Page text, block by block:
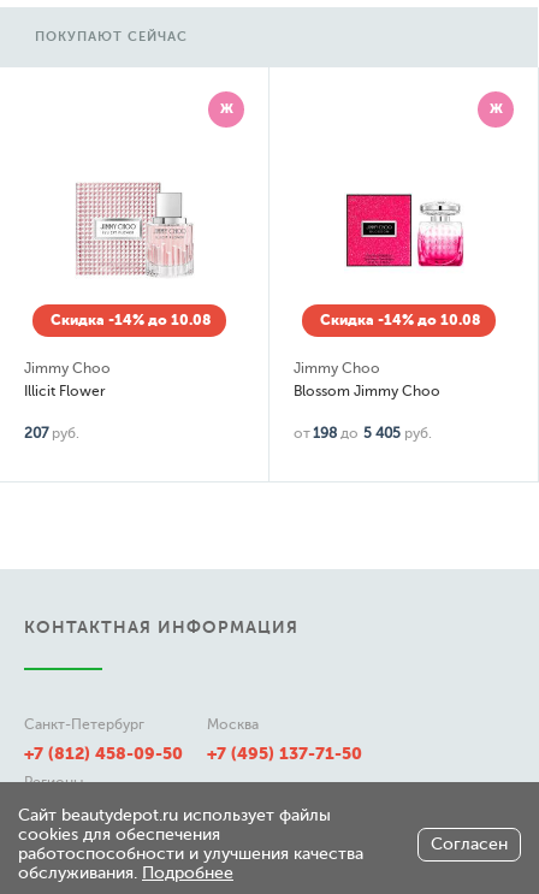
ПОКУПАЮТ СЕЙЧАС
Ж
Скидка -14% до 10.08
Jimmy Choo
Illicit Flower
207 руб.
Ж
Скидка -14% до 10.08
Jimmy Choo
Blossom Jimmy Choo
от198 до 5 405 руб.
КОНТАКТНАЯ ИНФОРМАЦИЯ
Санкт-Петербург
+7 (812) 458-09-50
Москва
+7 (495) 137-71-50
Регионы
8 (800) 511-21-50
197348, г. Санкт-Петербург,
Сайт beautydepot.ru использует файлы
cookies для обеспечения
работоспособности и улучшения качества
обслуживания. Подробнее
Согласен